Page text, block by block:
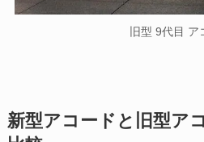
旧型 9代目 ア
新型アコードと旧型ア